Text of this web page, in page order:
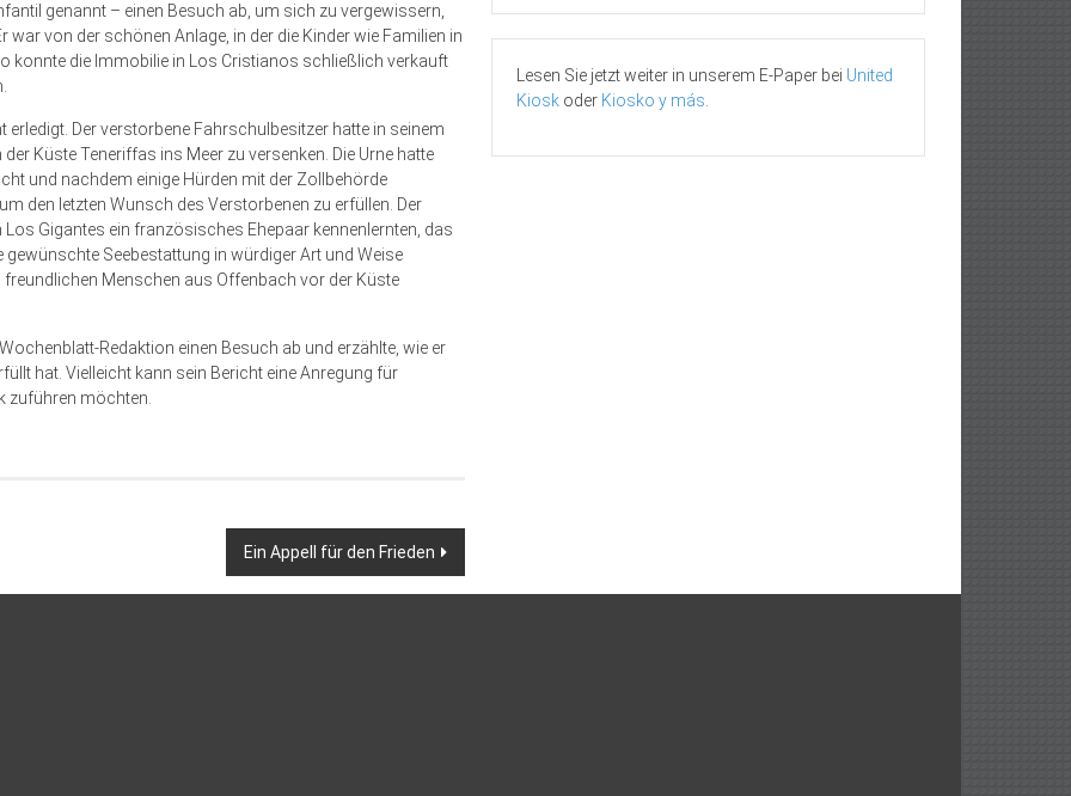
genannt – einen Besuch ab, um sich zu vergewissern,
von der schönen Anlage, in der die Kinder wie Familien in
konnte die Immobilie in Los Cristianos schließlich verkauft
Der verstorbene Fahrschulbesitzer hatte in seinem
Küste Teneriffas ins Meer zu versenken. Die Urne hatte
und nachdem einige Hürden mit der Zollbehörde
den letzten Wunsch des Verstorbenen zu erfüllen. Der
Gigantes ein französisches Ehepaar kennenlernten, das
Seebestattung in würdiger Art und Weise
Menschen aus Offenbach vor der Küste
Redaktion einen Besuch ab und erzählte, wie er
hat. Vielleicht kann sein Bericht eine Anregung für
zuführen möchten.
Ein Appell für den Frieden
Lesen Sie jetzt weiter in unserem E-Paper bei United
Kiosk oder Kiosko y más